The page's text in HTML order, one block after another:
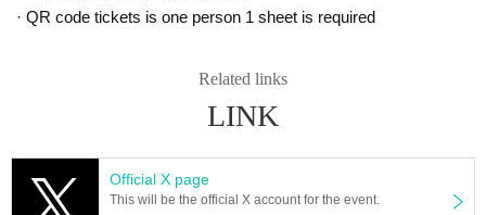
アルコール類の持ち込み・飲酒は禁止です。飲酒状態での来場もご遠慮く
車での来場は禁止です。公共交通機関をご利用ください。
す。満車の場合はご利用いただけませんので予めご了承ください。
い。改造品やレーザー光を発するもの、強すぎる発光体は使用できません。
生ねぎの持ち込みは禁止です。
周囲のお客様の視界を妨げる大きな動作、ジャンプ、モッシュ、過度な
· QR code tickets is one person 1 sheet is required
Related links
LINK
Official X page
This will be the official X account for the event.